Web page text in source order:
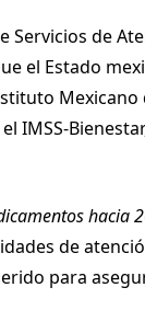
de
el Estado
Mexicano
IMSS-
hacia
de
para